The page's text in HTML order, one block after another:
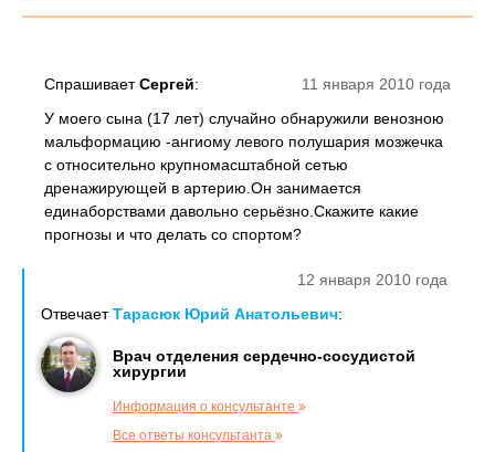
11 января 2010 года
СпрашиваетСергей:
У моего сына (17 лет) случайно обнаружили венозною
мальформацию -ангиому левого полушария мозжечка
с относительно крупномасштабной сетью
дренажирующей в артерию.Он занимается
единаборствами давольно серьёзно.Скажите какие
прогнозы и что делать со спортом?
12 января 2010 года
ОтвечаетТарасюк Юрий Анатольевич:
Врач отделения сердечно-сосудистой
хирургии
Информация о консультанте
Все ответы консультанта